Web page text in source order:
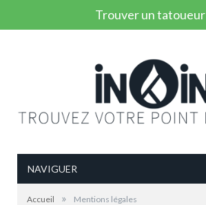
Trouver un tatoueur
NAVIGUER
Accueil » Mentions légales